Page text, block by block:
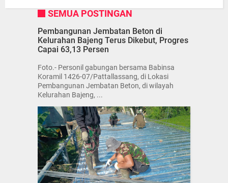
SEMUA POSTINGAN
Pembangunan Jembatan Beton di
Kelurahan Bajeng Terus Dikebut, Progres
Capai 63,13 Persen
Foto.- Personil gabungan bersama Babinsa
Koramil 1426-07/Pattallassang, di Lokasi
Pembangunan Jembatan Beton, di wilayah
Kelurahan Bajeng, ...